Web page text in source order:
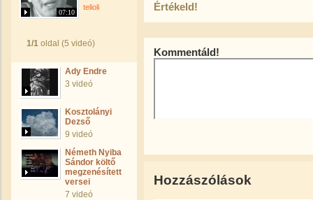
07:10
telioli
1/1 oldal (5 videó)
Ady Endre
3 videó
Kosztolányi
Dezső
9 videó
Németh Nyiba
Sándor költő
megzenésített
versei
7 videó
Értékeld!
Kommentáld!
Hozzászólások